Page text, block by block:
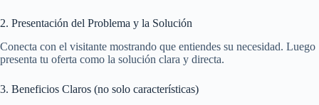
2. Presentación del Problema y la Solución
Conecta con el visitante mostrando que entiendes su necesidad. Luego
presenta tu oferta como la solución clara y directa.
3. Beneficios Claros (no solo características)